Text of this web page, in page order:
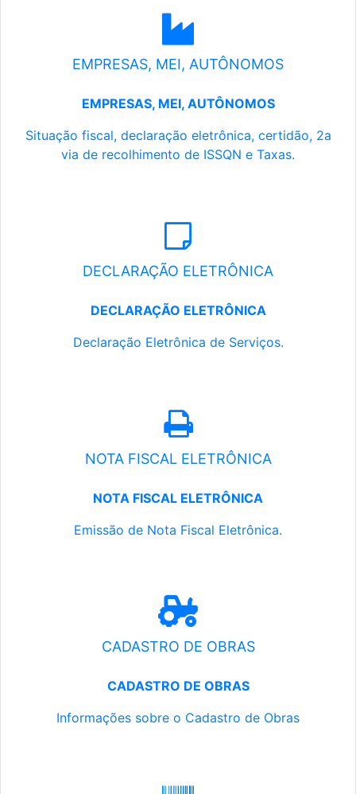
EMPRESAS, MEI, AUTÔNOMOS
EMPRESAS, MEI, AUTÔNOMOS
Situação fiscal, declaração eletrônica, certidão, 2a
via de recolhimento de ISSQN e Taxas.
DECLARAÇÃO ELETRÔNICA
DECLARAÇÃO ELETRÔNICA
Declaração Eletrônica de Serviços.
NOTA FISCAL ELETRÔNICA
NOTA FISCAL ELETRÔNICA
Emissão de Nota Fiscal Eletrônica.
CADASTRO DE OBRAS
CADASTRO DE OBRAS
Informações sobre o Cadastro de Obras